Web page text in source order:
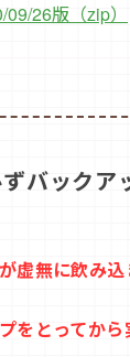
26版（zip）
ずバック
虚無に飲み
をとってから